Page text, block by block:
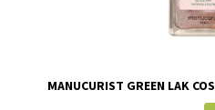
MANUCURIST GREEN LAK